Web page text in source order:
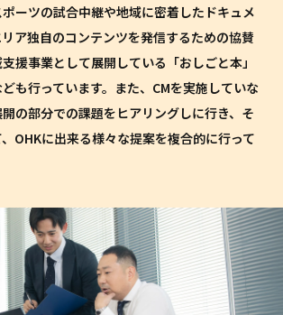
ーツの試合中継や地域に密着したドキュメ
ア独自のコンテンツを発信するための協賛
援事業として展開している「おしごと本」
も行っています。また、CMを実施していな
の部分での課題をヒアリングしに行き、そ
OHKに出来る様々な提案を複合的に行って